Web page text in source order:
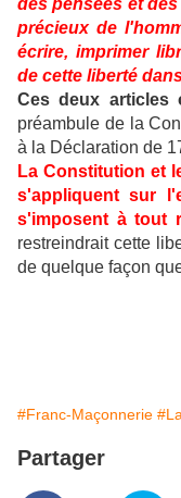
des pensées et
précieux de
écrire, imprimer
de cette liberté
Ces deux articles
préambule de la
à la Déclaration de
La Constitution et
s'appliquent sur
s'imposent à tout
restreindrait cette
de quelque façon
#Franc-Maçonnerie
Partager